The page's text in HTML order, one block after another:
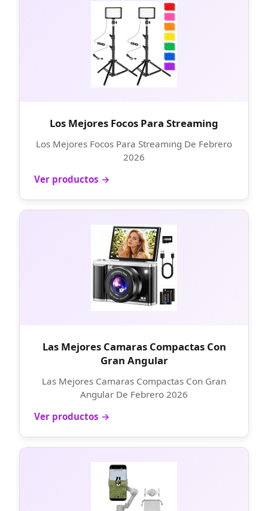
Los Mejores Focos Para Streaming
Los Mejores Focos Para Streaming De Febrero
2026
Ver productos →
Las Mejores Camaras Compactas Con
Gran Angular
Las Mejores Camaras Compactas Con Gran
Angular De Febrero 2026
Ver productos →